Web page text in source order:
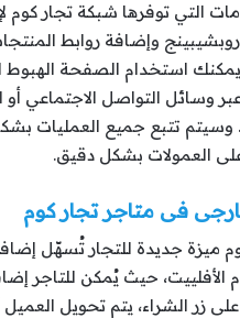
التي توفرها شبكة تجار كوم
وإضافة روابط
استخدام الصفحة الهبوط
وسائل التواصل الاجتماعي أو
وسيتم تتبع جميع العمليات
العمولات بشكل دقيق.
فى متاجر تجار كوم
ميزة جديدة للتجار تُسهّل
الأفلييت، حيث يُمكن للتاجر
زر الشراء، يتم تحويل